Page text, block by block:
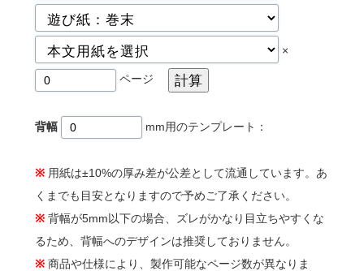
×
ページ
背幅 mm用のテンプレート：
※用紙は±10%の厚み差が公差として流通しています。あ
くまでも目安となりますので予めご了承ください。
※背幅が5mm以下の場合、ズレがかなり目立ちやすくな
るため、背幅へのデザインは推奨しておりません。
※商品や仕様により、製作可能なページ数が異なりま